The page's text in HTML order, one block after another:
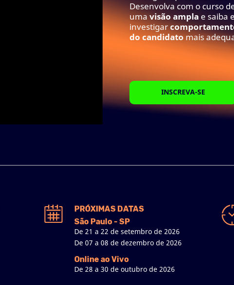
Desenvolva com o curso
umavisão ampla e saiba
investigar
do candidatomais
INSCREVA-SE
PRÓXIMAS DATAS
São Paulo - SP
De 21 a 22 de setembro de 2026
De 07 a 08 de dezembro de 2026
Online ao Vivo
De 28 a 30 de outubro de 2026